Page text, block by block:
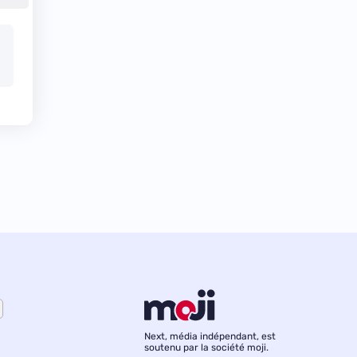
Next, média indépendant, est
soutenu par la société moji.